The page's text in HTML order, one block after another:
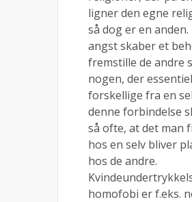
ligner den egne
så dog er en anden.
angst skaber et
fremstille de andre
nogen, der
forskellige fra en
denne forbindelse
så ofte, at det man
hos en selv bliver
hos de andre.
homofobi er f.eks.